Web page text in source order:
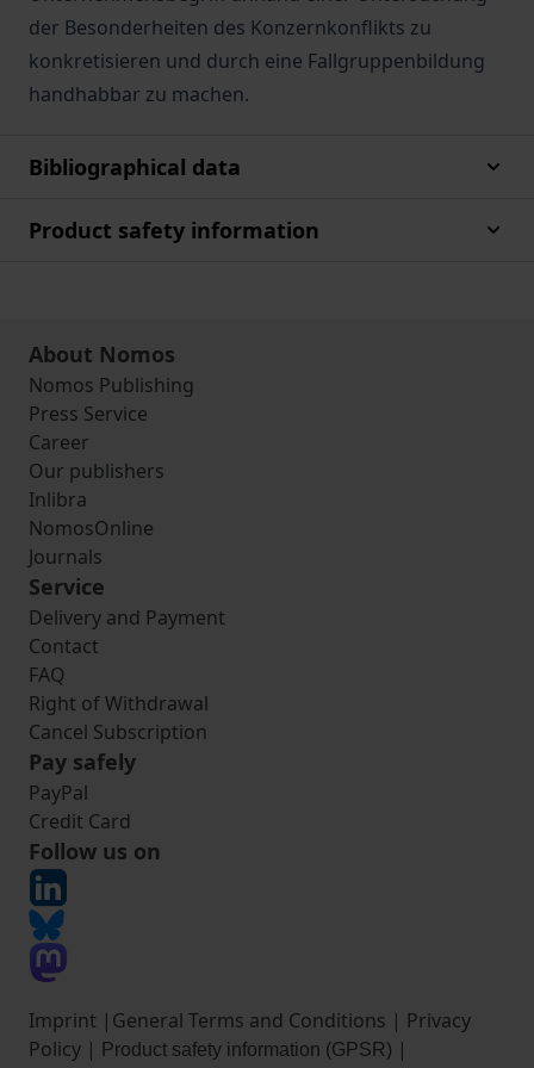
der Besonderheiten des Konzernkonflikts zu
konkretisieren und durch eine Fallgruppenbildung
handhabbar zu machen.
Bibliographical data
Product safety information
About Nomos
Nomos Publishing
Press Service
Career
Our publishers
Inlibra
NomosOnline
Journals
Service
Delivery and Payment
Contact
FAQ
Right of Withdrawal
Cancel Subscription
Pay safely
PayPal
Credit Card
Follow us on
Imprint | General Terms and Conditions | Privacy
Policy | Product safety information (GPSR) |